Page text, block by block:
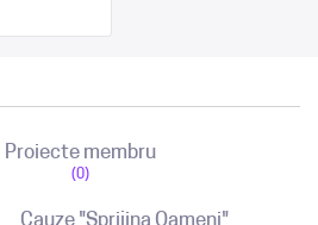
Proiecte membru
(0)
Cauze "Sprijina Oameni"